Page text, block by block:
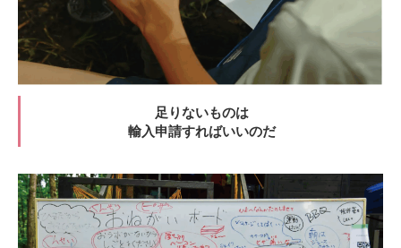
足りないものは
輸入申請すればいいのだ